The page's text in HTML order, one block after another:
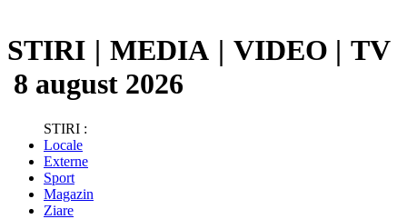
STIRI | MEDIA | VIDEO | TV
8 august 2026
STIRI :
Locale
Externe
Sport
Magazin
Ziare